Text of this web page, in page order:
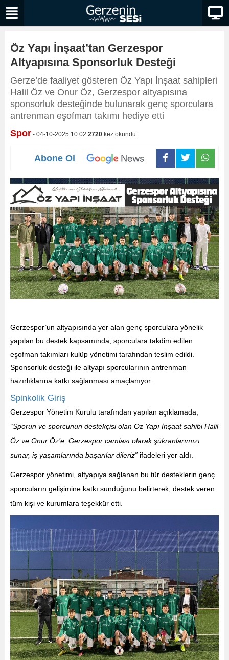
Öz Yapı İnşaat’tan Gerzespor
Altyapısına Sponsorluk Desteği
Gerze’de faaliyet gösteren Öz Yapı İnşaat sahipleri
Halil Öz ve Onur Öz, Gerzespor altyapısına
sponsorluk desteğinde bulunarak genç sporculara
antrenman eşofman takımı hediye etti
Spor - 04-10-2025 10:02 2720 kez okundu.
Abone Ol
Gerzespor’un altyapısında yer alan genç sporculara yönelik
yapılan bu destek kapsamında, sporculara takdim edilen
eşofman takımları kulüp yönetimi tarafından teslim edildi.
Sponsorluk desteği ile altyapı sporcularının antrenman
hazırlıklarına katkı sağlanması amaçlanıyor.
Spinkolik Giriş
Gerzespor Yönetim Kurulu tarafından yapılan açıklamada,
“Sporun ve sporcunun destekçisi olan Öz Yapı İnşaat sahibi Halil
Öz ve Onur Öz’e, Gerzespor camiası olarak şükranlarımızı
sunar, iş yaşamlarında başarılar dileriz” ifadeleri yer aldı.
Gerzespor yönetimi, altyapıya sağlanan bu tür desteklerin genç
sporcuların gelişimine katkı sunduğunu belirterek, destek veren
tüm kişi ve kurumlara teşekkür etti.